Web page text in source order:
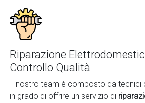
Riparazione
Controllo Qualità
Il nostro team è composto da tecnici
in grado di offrire un servizio di